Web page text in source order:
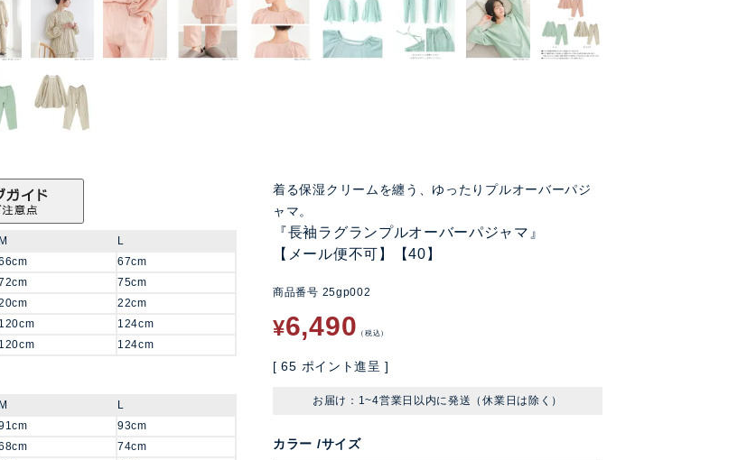
着る保湿クリームを纏う、ゆったりプルオーバーパジ
ャマ。
『長袖ラグランプルオーバーパジャマ』
【メール便不可】【40】
商品番号 25gp002
¥6,490 税込
[ 65 ポイント進呈 ]
お届け：1~4営業日以内に発送（休業日は除く）
カラー サイズ
M
L
67cm
75cm
22cm
120cm
124cm
120cm 124cm
M
L
93cm
74cm